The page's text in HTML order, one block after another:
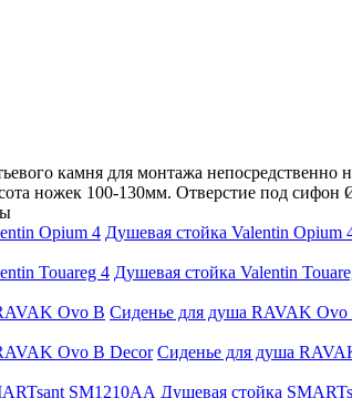
камня для монтажа
ножек 100-130мм. Отверстие под
Душевая стойка Valentin Opium
Душевая стойка Valentin
Сиденье для душа RAVAK Ovo
Сиденье для душа
Душевая стойка